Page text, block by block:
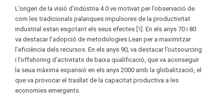
L’origen de la visió d’indústria 4.0 ve motivat per l’observació de
com les tradicionals palanques impulsores de la productivitat
industrial estan esgotant els seus efectes [1]
. En els anys 70 i 80
va destacar l’adopció de metodologies Lean per a maximitzar
l’eficiència dels recursos. En els anys 90, va destacar l’outsourcing
i l’offshoring d’activitats de baixa qualificació, que va aconseguir
la seua màxima expansió en els anys 2000 amb la globalització, el
que va provocar el trasllat de la capacitat productiva a les
economies emergents.